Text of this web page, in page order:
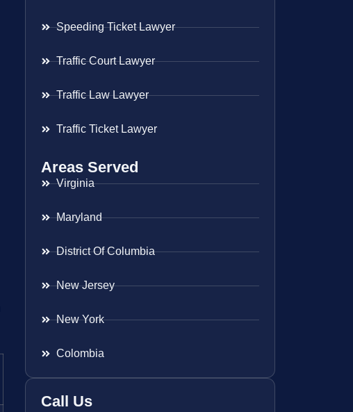
Speeding Ticket Lawyer
Traffic Court Lawyer
Traffic Law Lawyer
Traffic Ticket Lawyer
Areas Served
Virginia
Maryland
District Of Columbia
New Jersey
New York
Colombia
Call Us